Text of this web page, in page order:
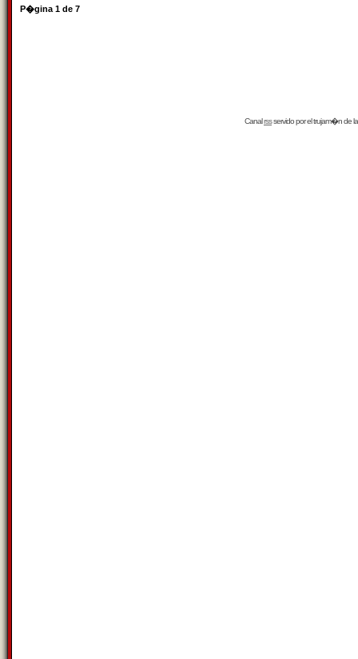
P�gina 1 de 7
Canalrssservido por eltrujam�nde